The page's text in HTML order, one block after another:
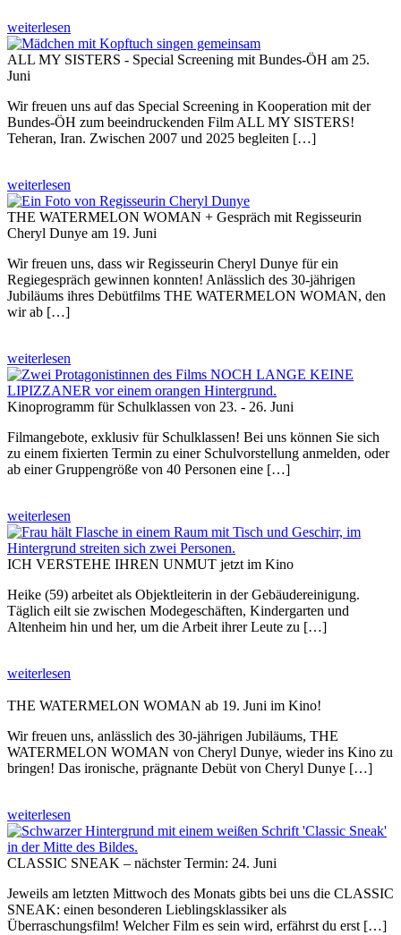
weiterlesen
ALL MY SISTERS - Special Screening mit Bundes-ÖH am 25.
Juni
Wir freuen uns auf das Special Screening in Kooperation mit der
Bundes-ÖH zum beeindruckenden Film ALL MY SISTERS!
Teheran, Iran. Zwischen 2007 und 2025 begleiten […]
weiterlesen
THE WATERMELON WOMAN + Gespräch mit Regisseurin
Cheryl Dunye am 19. Juni
Wir freuen uns, dass wir Regisseurin Cheryl Dunye für ein
Regiegespräch gewinnen konnten! Anlässlich des 30-jährigen
Jubiläums ihres Debütfilms THE WATERMELON WOMAN, den
wir ab […]
weiterlesen
Kinoprogramm für Schulklassen von 23. - 26. Juni
Filmangebote, exklusiv für Schulklassen! Bei uns können Sie sich
zu einem fixierten Termin zu einer Schulvorstellung anmelden, oder
ab einer Gruppengröße von 40 Personen eine […]
weiterlesen
ICH VERSTEHE IHREN UNMUT jetzt im Kino
Heike (59) arbeitet als Objektleiterin in der Gebäudereinigung.
Täglich eilt sie zwischen Modegeschäften, Kindergarten und
Altenheim hin und her, um die Arbeit ihrer Leute zu […]
weiterlesen
THE WATERMELON WOMAN ab 19. Juni im Kino!
Wir freuen uns, anlässlich des 30-jährigen Jubiläums, THE
WATERMELON WOMAN von Cheryl Dunye, wieder ins Kino zu
bringen! Das ironische, prägnante Debüt von Cheryl Dunye […]
weiterlesen
CLASSIC SNEAK – nächster Termin: 24. Juni
Jeweils am letzten Mittwoch des Monats gibts bei uns die CLASSIC
SNEAK: einen besonderen Lieblingsklassiker als
Überraschungsfilm! Welcher Film es sein wird, erfährst du erst […]